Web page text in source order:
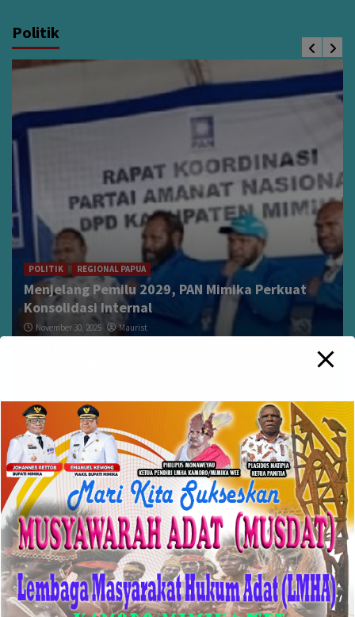
Politik
POLITIK REGIONAL PAPUA
Menjelang Pemilu 2029, PAN Mimika Perkuat
Konsolidasi Internal
November 30, 2025 Maurist
Mamiri,...
Pencarian
Cari
Post Terbaru